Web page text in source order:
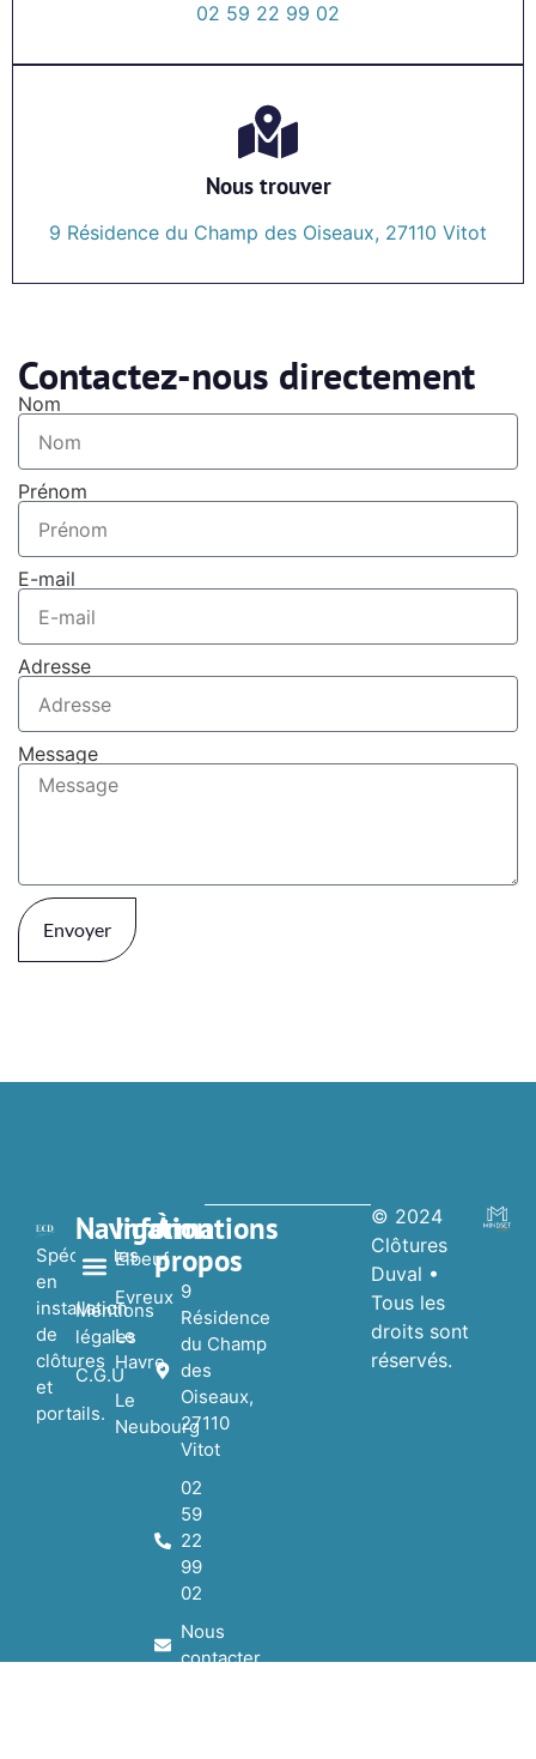
02 59 22 99 02
Nous trouver
9 Résidence du Champ des Oiseaux, 27110 Vitot
Contactez-nous directement
Nom
Prénom
E-mail
Adresse
Message
Envoyer
Spécialistes
en
installation
de
clôtures
et
portails.
Navigation
Mentions
légales
C.G.U
Informations
Elbeuf
Evreux
Le
Havre
Le
Neubourg
À
propos
9
Résidence
du Champ
des
Oiseaux,
27110
Vitot
02
59
22
99
02
Nous
contacter
© 2024
Clôtures
Duval •
Tous les
droits sont
réservés.